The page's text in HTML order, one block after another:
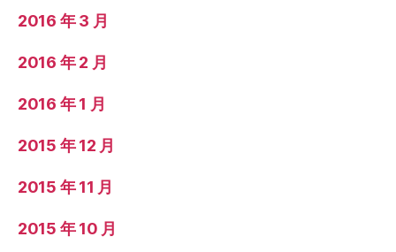
2016 年 3 月
2016 年 2 月
2016 年 1 月
2015 年 12 月
2015 年 11 月
2015 年 10 月